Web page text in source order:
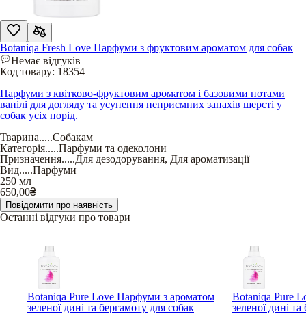
Botaniqa Fresh Love Парфуми з фруктовим ароматом для собак
Немає відгуків
Код товару: 18354
Парфуми з квітково-фруктовим ароматом і базовими нотами
ванілі для догляду та усунення неприємних запахів шерсті у
собак усіх порід.
Тварина.....Собакам
Категорія.....Парфуми та одеколони
Призначення.....Для дезодорування, Для ароматизації
Вид.....Парфуми
250 мл
650,00₴
Повідомити про наявність
Останні відгуки про товари
Botaniqa Pure Love Парфуми з ароматом
зеленої дині та бергамоту для собак
Botaniqa Pure
зеленої дині